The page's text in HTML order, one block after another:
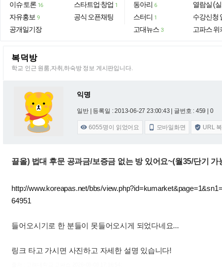
이슈·토론 16
자유홍보 9
공개일기장
스타트업·창업 1
공식 오픈채팅
동아리 6
스터디 1
고대뉴스 3
열람실 (
수강신청
고파스 위
복덕방
학교 인근 원룸,자취,하숙방 정보 게시판입니다.
익명
일반 | 등록일 : 2013-06-27 23:00:43 | 글번호 : 459 | 0
 6055명이 읽었어요  모바일화면  URL
끌올) 법대 후문 공과금/보증금 없는 방 있어요~(월35/단기
http://www.koreapas.net/bbs/
64951
들어오시기로 한 분들이 못들어오시게 되었다네요...
링크 타고 가시면 사진하고 자세한 설명 있습니다!